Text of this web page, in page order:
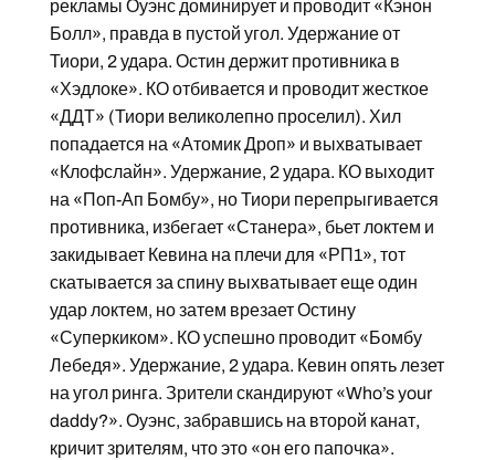
рекламы Оуэнс доминирует и проводит «Кэнон
Болл», правда в пустой угол. Удержание от
Тиори, 2 удара. Остин держит противника в
«Хэдлоке». КО отбивается и проводит жесткое
«ДДТ» (Тиори великолепно проселил). Хил
попадается на «Атомик Дроп» и выхватывает
«Клофслайн». Удержание, 2 удара. КО выходит
на «Поп-Ап Бомбу», но Тиори перепрыгивается
противника, избегает «Станера», бьет локтем и
закидывает Кевина на плечи для «РП1», тот
скатывается за спину выхватывает еще один
удар локтем, но затем врезает Остину
«Суперкиком». КО успешно проводит «Бомбу
Лебедя». Удержание, 2 удара. Кевин опять лезет
на угол ринга. Зрители скандируют «Who’s your
daddy?». Оуэнс, забравшись на второй канат,
кричит зрителям, что это «он его папочка».